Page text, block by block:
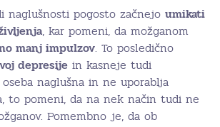
naglušnosti pogosto začnejo umikati
, kar pomeni, da možganom
manj impulzov. To posledično
depresije in kasneje tudi
naglušna in ne uporablja
to pomeni, da na nek način tudi ne
Pomembno je, da ob